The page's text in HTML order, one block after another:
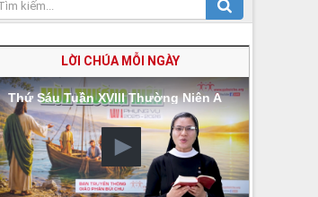
LỜI CHÚA MỖI NGÀY
Thứ Sáu Tuần XVIII Thường Niên A